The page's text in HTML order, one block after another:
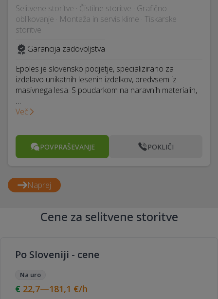
Selitvene storitve · Čistilne storitve · Grafično
oblikovanje · Montaža in servis klime · Tiskarske
storitve
Garancija zadovoljstva
Epoles je slovensko podjetje, specializirano za
izdelavo unikatnih lesenih izdelkov, predvsem iz
masivnega lesa. S poudarkom na naravnih materialih,
…
Več
POVPRAŠEVANJE POKLIČI
Naprej
Cene za selitvene storitve
Po Sloveniji - cene
Na uro
22,7—181,1 €/h